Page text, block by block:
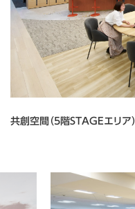
共創空間（5階STAGEエリア）